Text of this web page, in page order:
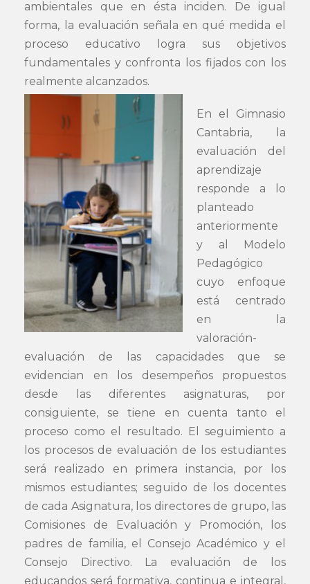
ambientales que en ésta inciden. De igual
forma, la evaluación señala en qué medida el
proceso educativo logra sus objetivos
fundamentales y confronta los fijados con los
realmente alcanzados.
En el Gimnasio
Cantabria, la
evaluación del
aprendizaje
responde a lo
planteado
anteriormente
y al Modelo
Pedagógico
cuyo enfoque
está centrado
en la
valoración-
evaluación de las capacidades que se
evidencian en los desempeños propuestos
desde las diferentes asignaturas, por
consiguiente, se tiene en cuenta tanto el
proceso como el resultado. El seguimiento a
los procesos de evaluación de los estudiantes
será realizado en primera instancia, por los
mismos estudiantes; seguido de los docentes
de cada Asignatura, los directores de grupo, las
Comisiones de Evaluación y Promoción, los
padres de familia, el Consejo Académico y el
Consejo Directivo. La evaluación de los
educandos será formativa, continua e integral,